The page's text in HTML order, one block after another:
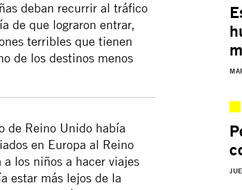
deban recurrir al tráfico
de que lograron entrar,
terribles que tienen
de los destinos menos
de Reino Unido había
en Europa al Reino
los niños a hacer viajes
estar más lejos de la